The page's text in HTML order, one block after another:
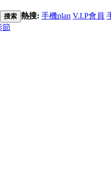
搜索 熱搜: 手機plan V.I.P會員
節